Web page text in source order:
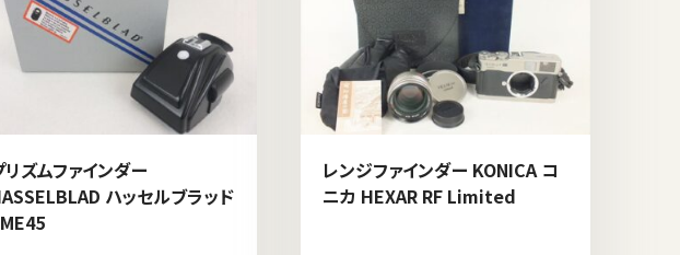
リズムファインダー
ハッセルブラッド
レンジファインダー KONICA コ
ニカ HEXAR RF Limited